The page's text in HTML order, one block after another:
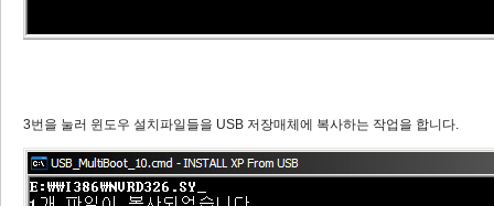
3번을 눌러 윈도우 설치파일들을 USB 저장매체에 복사하는 작업을 합니다.